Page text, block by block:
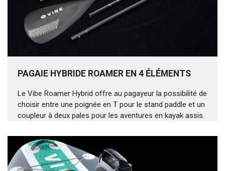
PAGAIE HYBRIDE ROAMER EN 4 ÉLÉMENTS
Le Vibe Roamer Hybrid offre au pagayeur la possibilité de
choisir entre une poignée en T pour le stand paddle et un
coupleur à deux pales pour les aventures en kayak assis.